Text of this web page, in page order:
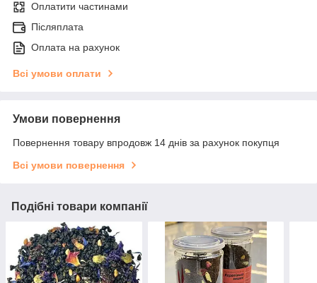
Оплатити частинами
Післяплата
Оплата на рахунок
Всі умови оплати
Умови повернення
Повернення товару впродовж 14 днів за рахунок покупця
Всі умови повернення
Подібні товари компанії